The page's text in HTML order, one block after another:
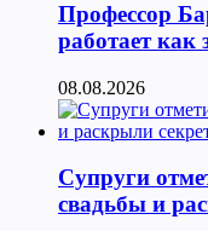
Профессор
работает как
08.08.2026
Супруги
свадьбы и